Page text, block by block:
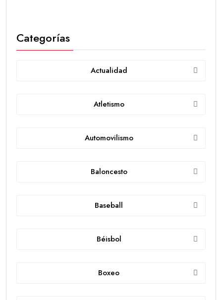
Categorías
Actualidad
Atletismo
Automovilismo
Baloncesto
Baseball
Béisbol
Boxeo